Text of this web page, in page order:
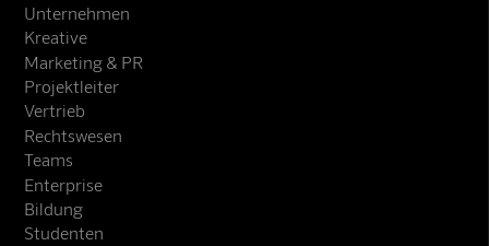
Unternehmen
Kreative
Marketing & PR
Projektleiter
Vertrieb
Rechtswesen
Teams
Enterprise
Bildung
Studenten